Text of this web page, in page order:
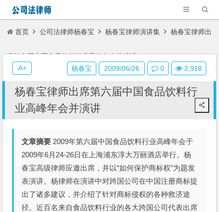
首页 公司法律师杨春宝 杨春宝律师演讲集 杨春宝律师出
席第六届中国食品饮料行业高峰年会并演讲
杨春宝律师出席第六届中国食品饮料行
业高峰年会并演讲
文章摘要 2009年第六届中国食品饮料行业高峰年会于
2009年6月24-26日在上海浦东淳大万丽酒店举行。杨
春宝高级律师应邀出席，并以“如何保护商标权”为题发
表演讲。杨律师在演讲中对跨国公司在中国注册商标提
出了诸多建议，并介绍了针对商标侵权的各种救济途
径。近百名来自食品饮料行业的各大跨国公司代表出席
杨春宝 2009/06/26 0 2,918
A+